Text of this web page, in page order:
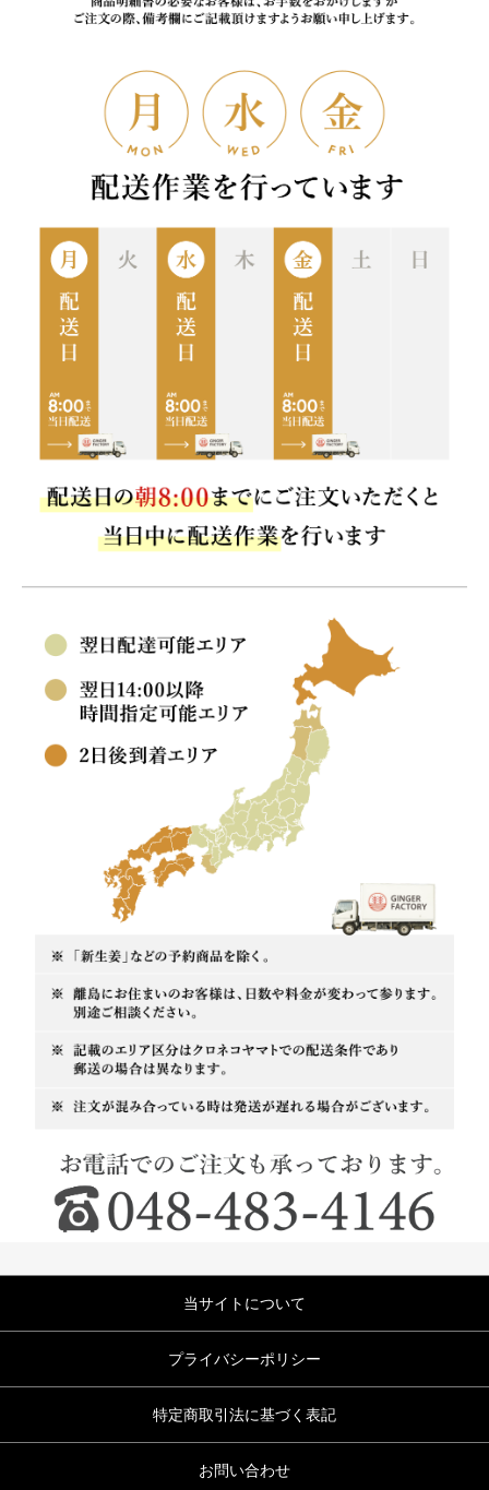
当サイトについて
プライバシーポリシー
特定商取引法に基づく表記
お問い合わせ